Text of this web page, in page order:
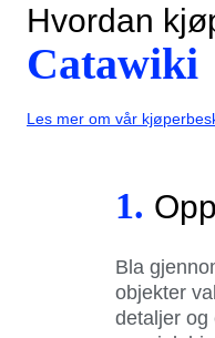
Hvordan
Catawiki
Les mer om vår
1.
Bla
objekter
detaljer og